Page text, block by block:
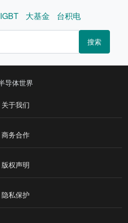
IGBT 大基金 台积电
搜索
导体世界
关于我们
商务合作
版权声明
隐私保护